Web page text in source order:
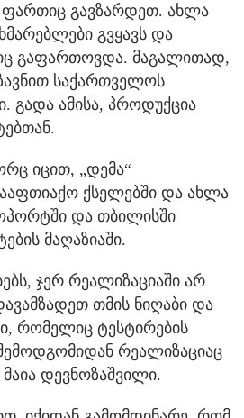
გავზარდეთ. ახლა
გვყავს და
გაფართოვდა. მაგალითად,
საქართველოს
გადა ამისა, პროდუქცია
იცით, „დემა“
ქსელებში და ახლა
და თბილისში
მაღაზიაში.
ჯერ რეალიზაციაში არ
თმის ნიღაბი და
რომელიც ტესტირების
რეალიზაციაც
მაია დევნოზაშვილი.